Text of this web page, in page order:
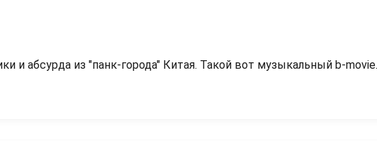
и абсурда из "панк-города" Китая. Такой вот музыкальный b-movie.